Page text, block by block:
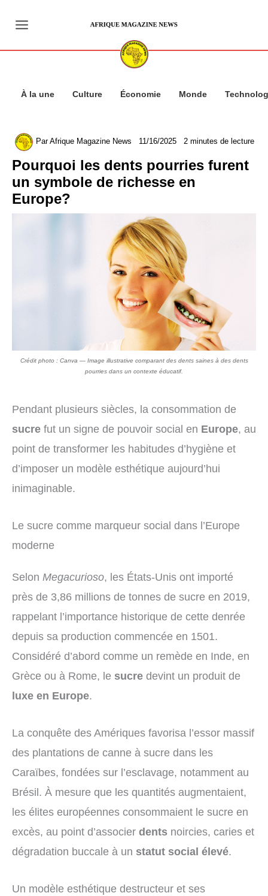
contenu
À la une Culture Économie Monde
ParAfrique Magazine News 11/16/2025 2 minutes de lecture
Pourquoi les dents pourries furent
un symbole de richesse en
Europe?
Crédit photo : Canva — Image illustrative comparant des dents saines à des dents
pourries dans un contexte éducatif.
Pendant plusieurs siècles, la consommation de
sucre fut un signe de pouvoir social en Europe, au
point de transformer les habitudes d’hygiène et
d’imposer un modèle esthétique aujourd’hui
inimaginable.
Le sucre comme marqueur social dans l’Europe
moderne
Selon Megacurioso, les États-Unis ont importé
près de 3,86 millions de tonnes de sucre en 2019,
rappelant l’importance historique de cette denrée
depuis sa production commencée en 1501.
Considéré d’abord comme un remède en Inde, en
Grèce ou à Rome, le sucre devint un produit de
luxe en Europe.
La conquête des Amériques favorisa l’essor massif
des plantations de canne à sucre dans les
Caraïbes, fondées sur l’esclavage, notamment au
Brésil. À mesure que les quantités augmentaient,
les élites européennes consommaient le sucre en
excès, au point d’associer dents noircies, caries et
dégradation buccale à un statut social élevé.
Un modèle esthétique destructeur et ses